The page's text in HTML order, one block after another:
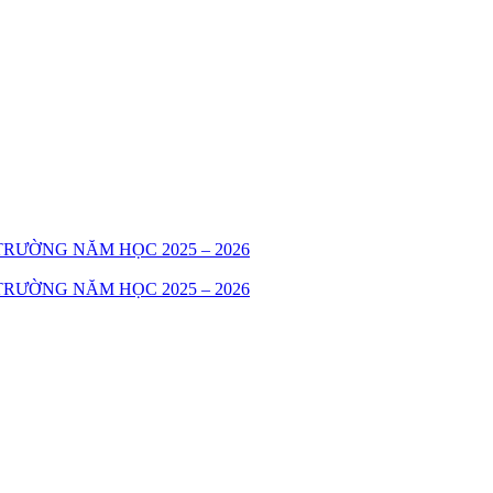
NĂM HỌC 2025 – 2026
NĂM HỌC 2025 – 2026